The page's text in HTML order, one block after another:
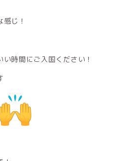
じ！
時間にご入国ください！